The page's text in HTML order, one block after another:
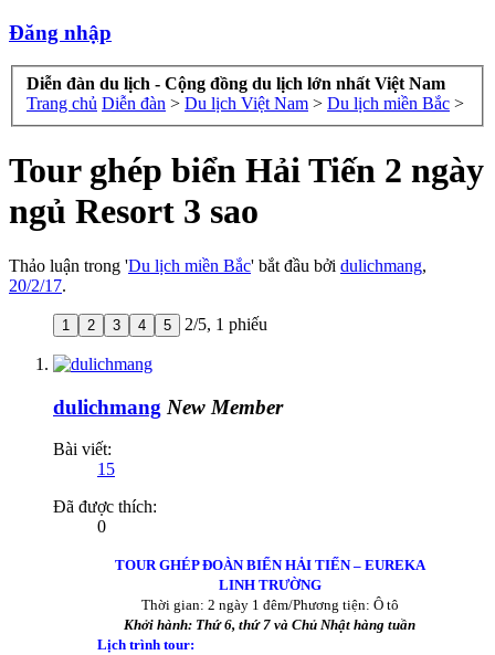
Đăng nhập
Diễn đàn du lịch - Cộng đồng du lịch lớn nhất Việt Nam
Trang chủ Diễn đàn > Du lịch Việt Nam > Du lịch miền Bắc >
Tour ghép biển Hải Tiến 2 ngày
ngủ Resort 3 sao
Thảo luận trong 'Du lịch miền Bắc' bắt đầu bởi dulichmang,
20/2/17.
1 2 3 4 5 2/5, 1 phiếu
dulichmang New Member
Bài viết:
15
Đã được thích:
0
TOUR GHÉP ĐOÀN BIỂN HẢI TIẾN – EUREKA
LINH TRƯỜNG
Thời gian: 2 ngày 1 đêm/Phương tiện: Ô tô
Khởi hành: Thứ 6, thứ 7 và Chủ Nhật hàng tuần
Lịch trình tour: